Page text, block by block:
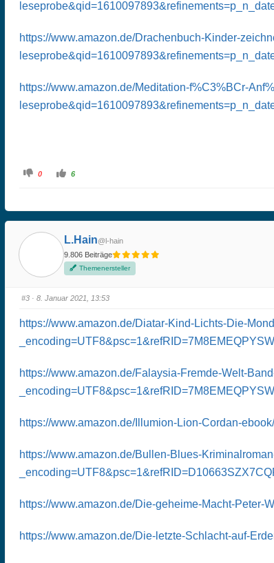
https://www.amazon.de/Drachenbuch-Kinder-
https://www.amazon.de/Meditation-f%C3%BCr-
A
n
u
n
c
h
u
n
.
0
A
r
D
a
u
n
c
o
b
6
L.Hain@l-hain
9.806 Beiträge
Themenersteller
#3 · 8. Januar 2021, 13:53
https://www.amazon.de/Diatar-Kind-Lichts-Die-
https://www.amazon.de/Falaysia-Fremde-Welt-
https://www.amazon.de/Illumion-Lion-Cordan-
https://www.amazon.de/Bullen-Blues-
https://www.amazon.de/Die-geheime-Macht-
https://www.amazon.de/Die-letzte-Schlacht-auf-